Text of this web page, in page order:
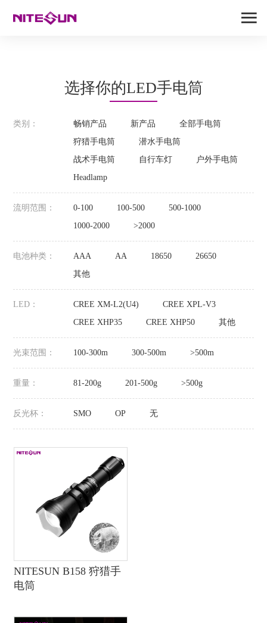
选择你的LED手电筒
类别： 畅销产品 新产品
全部手电筒
狩猎手电筒
潜水手电筒
战术手电筒
自行车灯
户外手电筒
Headlamp
流明范围： 0-100 100-500
500-1000
1000-2000
>2000
电池种类： AAA AA 18650
26650
其他
LED： CREE XM-L2(U4)
CREE XPL-V3
CREE XHP35
CREE XHP50 其他
光束范围： 100-300m 300-500m >500m
重量： 81-200g 201-500g >500g
反光杯： SMO OP 无
NITESUN B158 狩猎手
电筒